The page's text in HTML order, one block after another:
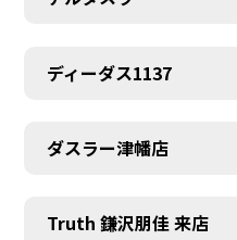
ディーダス1137
ダスラー津幡店
Truth 鎌沢朋佳 来店